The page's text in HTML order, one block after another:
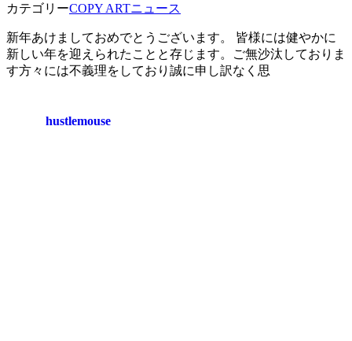
カテゴリーCOPY ARTニュース
新年あけましておめでとうございます。 皆様には健やかに
新しい年を迎えられたことと存じます。ご無沙汰しておりま
す方々には不義理をしており誠に申し訳なく思
hustlemouse